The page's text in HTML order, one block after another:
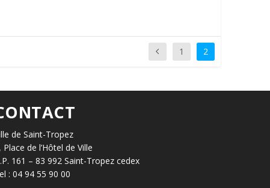
1 2
de Saint-Tropez
Place de l’Hôtel de Ville
161 – 83 992 Saint-Tropez cedex
: 04 94 55 90 00